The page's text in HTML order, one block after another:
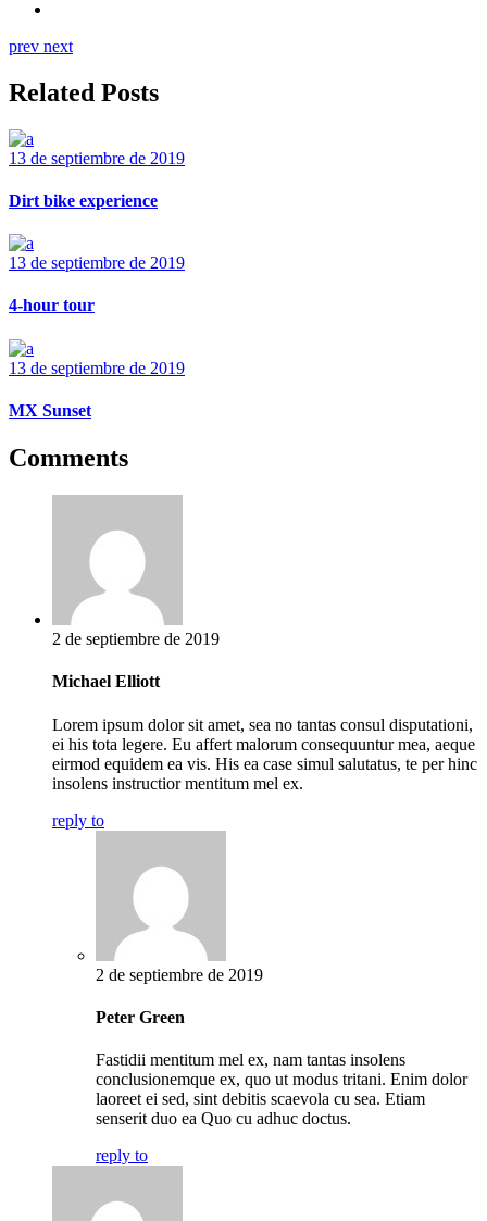
prev next
Related Posts
13 de septiembre de 2019
Dirt bike experience
13 de septiembre de 2019
4-hour tour
13 de septiembre de 2019
MX Sunset
Comments
2 de septiembre de 2019
Michael Elliott
Lorem ipsum dolor sit amet, sea no tantas consul disputationi,
ei his tota legere. Eu affert malorum consequuntur mea, aeque
eirmod equidem ea vis. His ea case simul salutatus, te per hinc
insolens instructior mentitum mel ex.
reply to
2 de septiembre de 2019
Peter Green
Fastidii mentitum mel ex, nam tantas insolens
conclusionemque ex, quo ut modus tritani. Enim dolor
laoreet ei sed, sint debitis scaevola cu sea. Etiam
senserit duo ea Quo cu adhuc doctus.
reply to